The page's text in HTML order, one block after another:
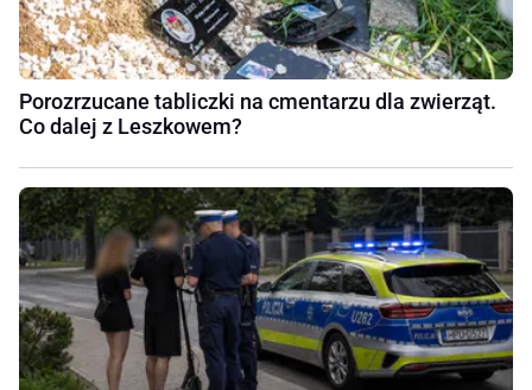
Porozrzucane tabliczki na cmentarzu dla zwierząt.
Co dalej z Leszkowem?